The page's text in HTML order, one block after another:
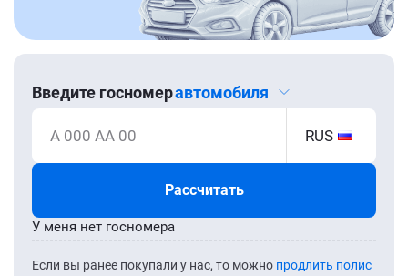
Введите госномеравтомобиля
А 000 АА 00 RUS
Рассчитать
Если вы ранее покупали у нас, то можно продлить полис
У меня нет госномера